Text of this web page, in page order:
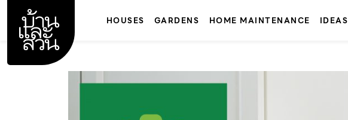
content
HOUSES GARDENS HOME MAINTENANCE IDEAS